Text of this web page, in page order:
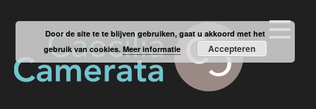
naar
inhoud
Door de site te te blijven gebruiken, gaat u akkoord met het
gebruik van cookies. Meer informatie Accepteren